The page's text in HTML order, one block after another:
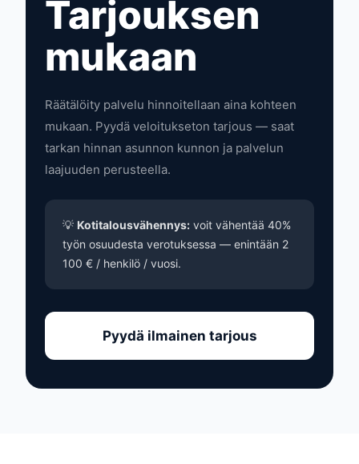
Tarjouksen
mukaan
Räätälöity palvelu hinnoitellaan aina kohteen
mukaan. Pyydä veloitukseton tarjous — saat
tarkan hinnan asunnon kunnon ja palvelun
laajuuden perusteella.
💡 Kotitalousvähennys: voit vähentää 40%
työn osuudesta verotuksessa — enintään 2
100 € / henkilö / vuosi.
Pyydä ilmainen tarjous